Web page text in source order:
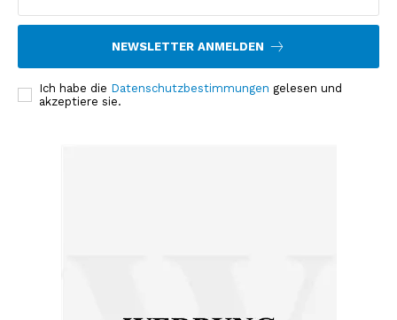
NEWSLETTER ANMELDEN
Ich habe die Datenschutzbestimmungen gelesen und
akzeptiere sie.